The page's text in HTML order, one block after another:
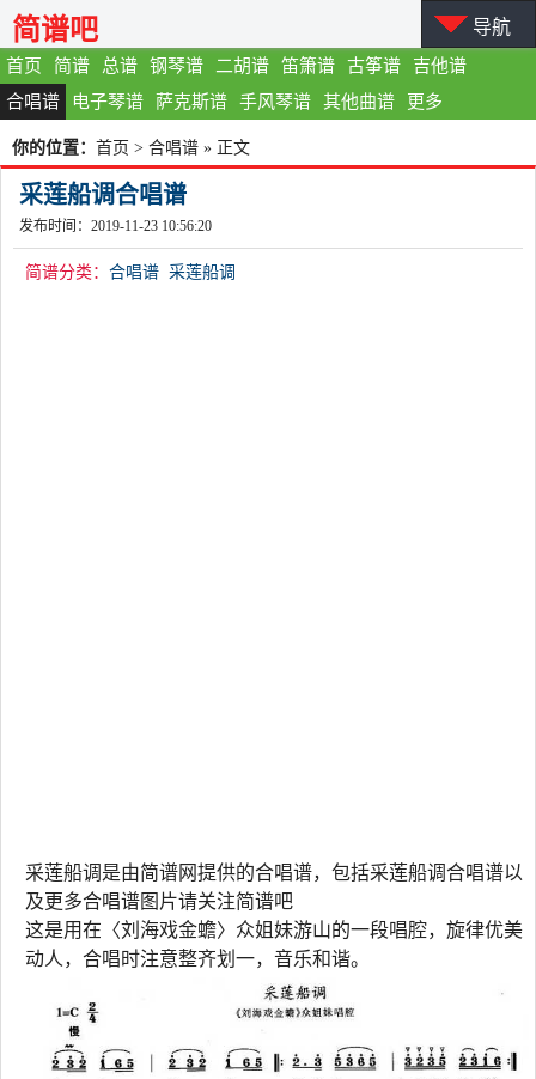
首页 简谱 总谱 钢琴谱 二胡谱 笛箫谱 古筝谱
吉他谱
合唱谱
电子琴谱 萨克斯谱 手风琴谱 其他曲谱 更多
简谱吧 导航
你的位置： 首页 > 合唱谱 » 正文
采莲船调合唱谱
发布时间：2019-11-23 10:56:20
简谱分类： 合唱谱 采莲船调
采莲船调是由简谱网提供的合唱谱，包括采莲船调合唱谱以
及更多合唱谱图片请关注简谱吧
这是用在〈刘海戏金蟾〉众姐妹游山的一段唱腔，旋律优美
动人，合唱时注意整齐划一，音乐和谐。